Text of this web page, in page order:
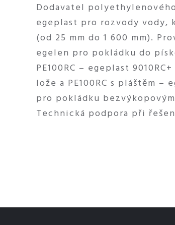
Dodavatel
egeplast pro rozvody vody,
(od 25 mm do 1 600 mm).
egelen pro pokládku do
PE100RC – egeplast
lože a PE100RC s pláštěm –
pro pokládku
Technická podpora při